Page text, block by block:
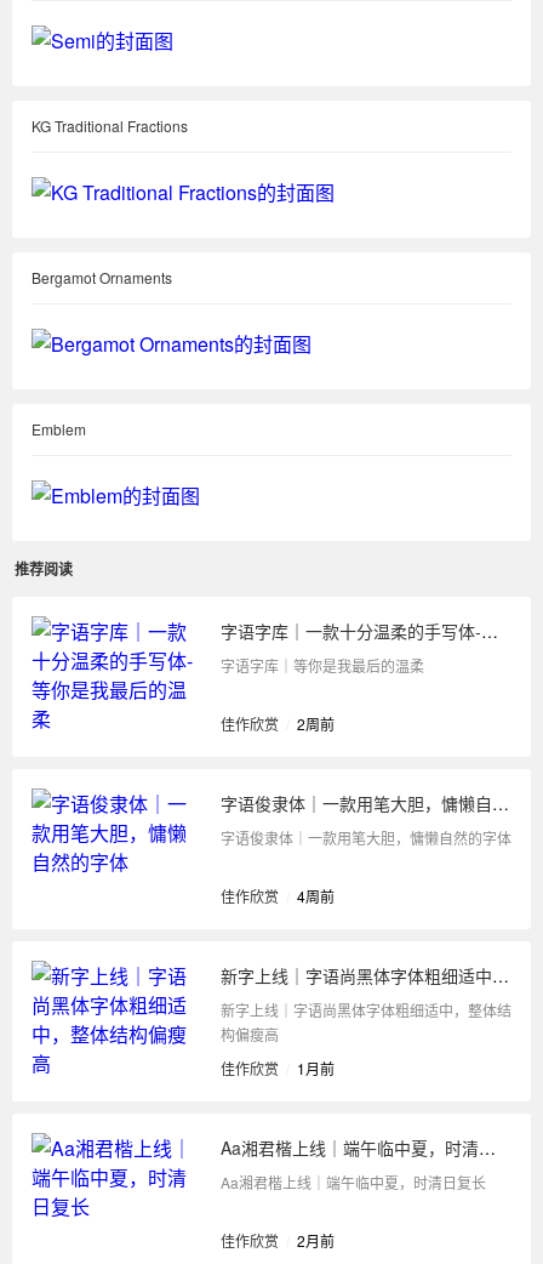
KG Traditional Fractions
Bergamot Ornaments
Emblem
推荐阅读
字语字库｜一款十分温柔的手写体-等你是我最后的温柔
字语字库｜等你是我最后的温柔
佳作欣赏 2周前
字语俊隶体｜一款用笔大胆，慵懒自然的字体
字语俊隶体｜一款用笔大胆，慵懒自然的字体
佳作欣赏 4周前
新字上线｜字语尚黑体字体粗细适中，整体结构偏瘦高
新字上线｜字语尚黑体字体粗细适中，整体结
构偏瘦高
佳作欣赏
1月前
Aa湘君楷上线｜端午临中夏，时清日复长
Aa湘君楷上线｜端午临中夏，时清日复长
佳作欣赏 2月前